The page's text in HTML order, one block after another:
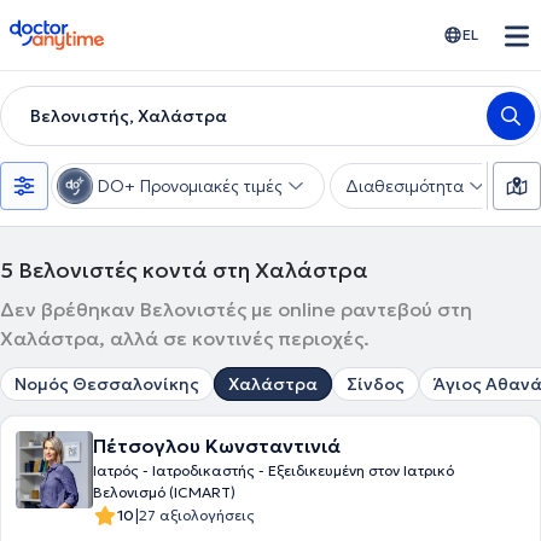
doctoranytime EL
Βελονιστής, Χαλάστρα
DO+ Προνομιακές τιμές Διαθεσιμότητα
5 Βελονιστές κοντά στη Χαλάστρα
Δεν βρέθηκαν Βελονιστές με online ραντεβού στη
Χαλάστρα, αλλά σε κοντινές περιοχές.
Νομός Θεσσαλονίκης Χαλάστρα Σίνδος Άγιος
Πέτσογλου Κωνσταντινιά
Ιατρός - Ιατροδικαστής - Εξειδικευμένη στον Ιατρικό
Βελονισμό (ICMART)
10|27 αξιολογήσεις